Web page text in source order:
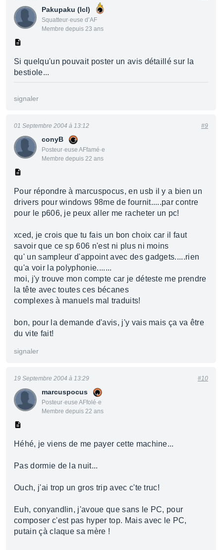
Pakupaku (lcl)
Squatteur·euse d’AF
Membre depuis 23 ans
Si quelqu'un pouvait poster un avis détaillé sur la
bestiole...
signaler
conyB
Posteur·euse AFfamé·e
Membre depuis 22 ans
01 Septembre 2004 à 13:12 #9
Pour répondre à marcuspocus, en usb il y a bien un
drivers pour windows 98me de fournit.....par contre
pour le p606, je peux aller me racheter un pc!
xced, je crois que tu fais un bon choix car il faut
savoir que ce sp 606 n'est ni plus ni moins
qu' un sampleur d'appoint avec des gadgets.....rien
qu'a voir la polyphonie.......
moi, j'y trouve mon compte car je déteste me prendre
la tête avec toutes ces bécanes
complexes à manuels mal traduits!
bon, pour la demande d'avis, j'y vais mais ça va être
du vite fait!
signaler
marcuspocus
Posteur·euse AFfolé·e
Membre depuis 22 ans
19 Septembre 2004 à 13:29 #10
Héhé, je viens de me payer cette machine...
Pas dormie de la nuit...
Ouch, j'ai trop un gros trip avec c'te truc!
Euh, conyandlin, j'avoue que sans le PC, pour
composer c'est pas hyper top. Mais avec le PC,
putain çà claque sa mère !